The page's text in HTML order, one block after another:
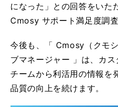
になった」との回答をいた
Cmosy サポート満足度調
今後も、「 Cmosy（クモ
ブマネージャー 」は、カ
チームから利活用の情報を
品質の向上を続けます。